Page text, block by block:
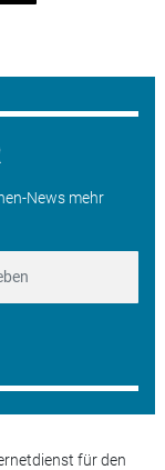
News mehr
für den